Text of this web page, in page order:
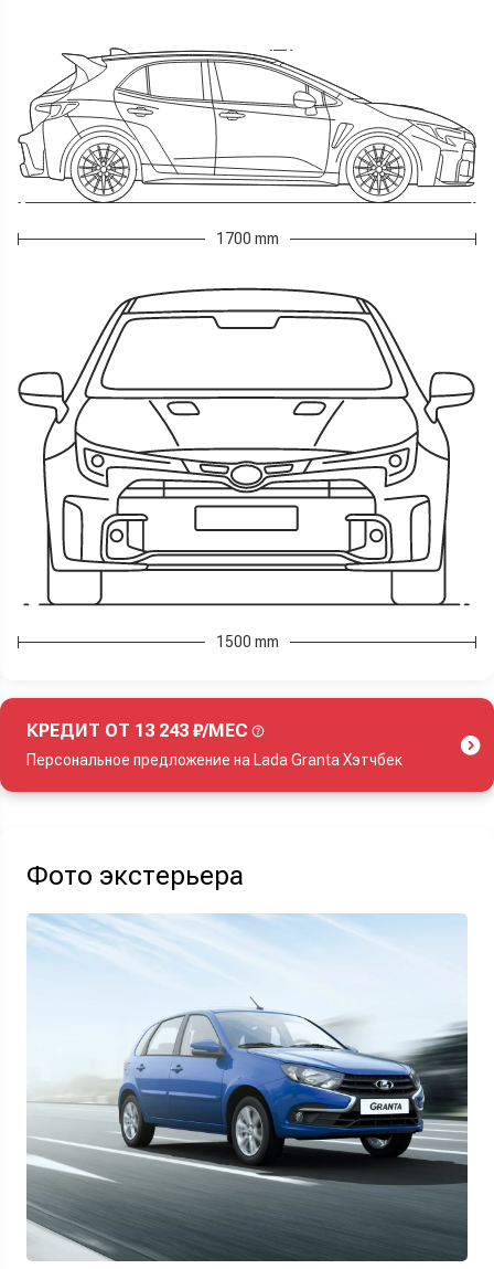
1700 mm
1500 mm
КРЕДИТ ОТ 13 243 ₽/МЕС
Персональное предложение на Lada Granta Хэтчбек
Узнать выгоду
Отправляя данную форму Вы даетесогласие на обработку
Фото экстерьера